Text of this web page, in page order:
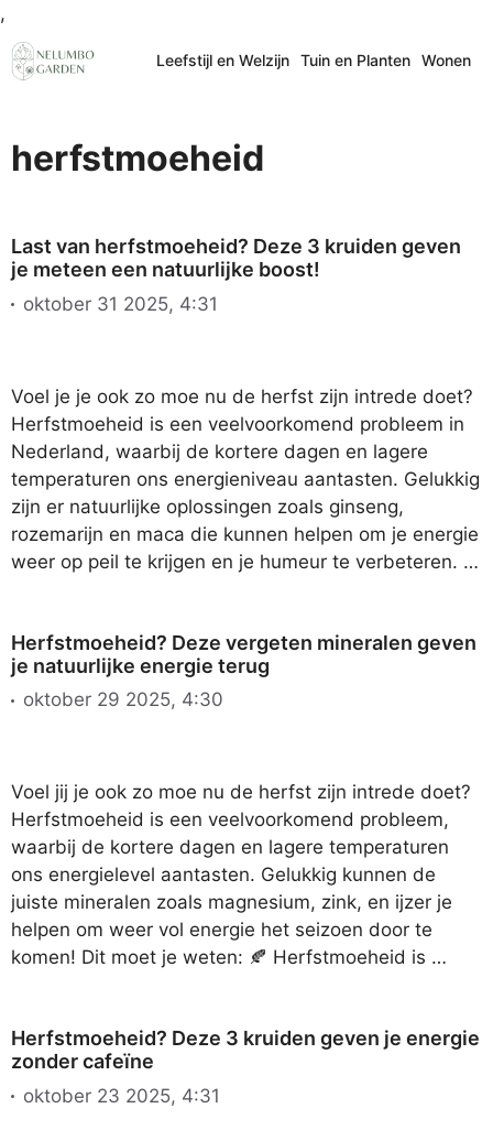
,
naar
de
Leefstijl en Welzijn Tuin en Planten Wonen
herfstmoeheid
Last van herfstmoeheid? Deze 3 kruiden geven
je meteen een natuurlijke boost!
oktober 31 2025, 4:31
Voel je je ook zo moe nu de herfst zijn intrede doet?
Herfstmoeheid is een veelvoorkomend probleem in
Nederland, waarbij de kortere dagen en lagere
temperaturen ons energieniveau aantasten. Gelukkig
zijn er natuurlijke oplossingen zoals ginseng,
rozemarijn en maca die kunnen helpen om je energie
weer op peil te krijgen en je humeur te verbeteren. …
Herfstmoeheid? Deze vergeten mineralen geven
je natuurlijke energie terug
oktober 29 2025, 4:30
Voel jij je ook zo moe nu de herfst zijn intrede doet?
Herfstmoeheid is een veelvoorkomend probleem,
waarbij de kortere dagen en lagere temperaturen
ons energielevel aantasten. Gelukkig kunnen de
juiste mineralen zoals magnesium, zink, en ijzer je
helpen om weer vol energie het seizoen door te
komen! Dit moet je weten: 🍂 Herfstmoeheid is …
Herfstmoeheid? Deze 3 kruiden geven je energie
zonder cafeïne
oktober 23 2025, 4:31